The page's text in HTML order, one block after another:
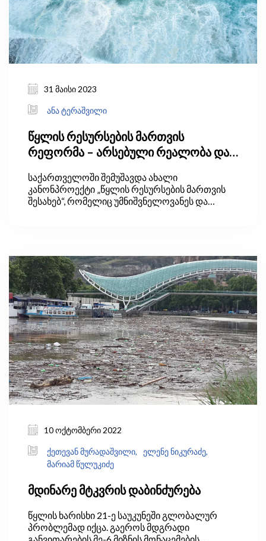
31 მაისი 2023
ანა ტერაშვილი
წყლის რესურსების მართვის
რეფორმა – არსებული რეალობა და
საქართველოში შემუშავდა ახალი
კანონპროექტი „წყლის რესურსების მართვის
შესახებ“, რომელიც უმნიშვნელოვანეს და
მიდგომებზე დაფუძნებული სისტემა შეიქმნება,
რითაც დაკმაყოფილდება ევროკავშირთან
გაფორმებული ასოცირების შეთანხმებით
ნაკისრი ვალდებულებები, ჩამოყალიბდება
სააუზო მართვის სისტემა და მოხდება წყლის
მოხმარების ეკონომიკური ინსტრუმენტების
შემოღება, რაც წყლის რესურსების
მონიტორინგის ქსელის გაფართოებას და
წყლის დაბინძურების პრევენციის ზომების
წარდგენასაც მოიაზრებს.
10 ოქტომბერი 2022
ქეთევან მურადაშვილი,
ელენე ნიკურაძე,
მარიამ წულუკიძე
მდინარე მტკვრის დაბინძურება
წყლის ხარისხი 21-ე საუკუნეში გლობალურ
პრობლემად იქცა. გაეროს მდგრადი